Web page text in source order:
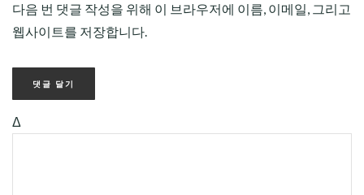
다음 번 댓글 작성을 위해 이 브라우저에 이름, 이메일, 그리고
웹사이트를 저장합니다.
Δ